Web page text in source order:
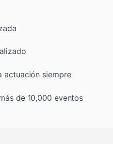
actuación siempre
de 10,000 eventos